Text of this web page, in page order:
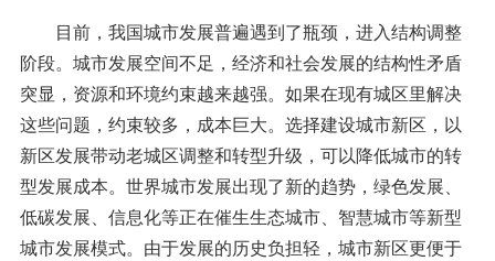
目前，我国城市发展普遍遇到了瓶颈，进入结构调整
阶段。城市发展空间不足，经济和社会发展的结构性矛盾
突显，资源和环境约束越来越强。如果在现有城区里解决
这些问题，约束较多，成本巨大。选择建设城市新区，以
新区发展带动老城区调整和转型升级，可以降低城市的转
型发展成本。世界城市发展出现了新的趋势，绿色发展、
低碳发展、信息化等正在催生生态城市、智慧城市等新型
城市发展模式。由于发展的历史负担轻，城市新区更便于